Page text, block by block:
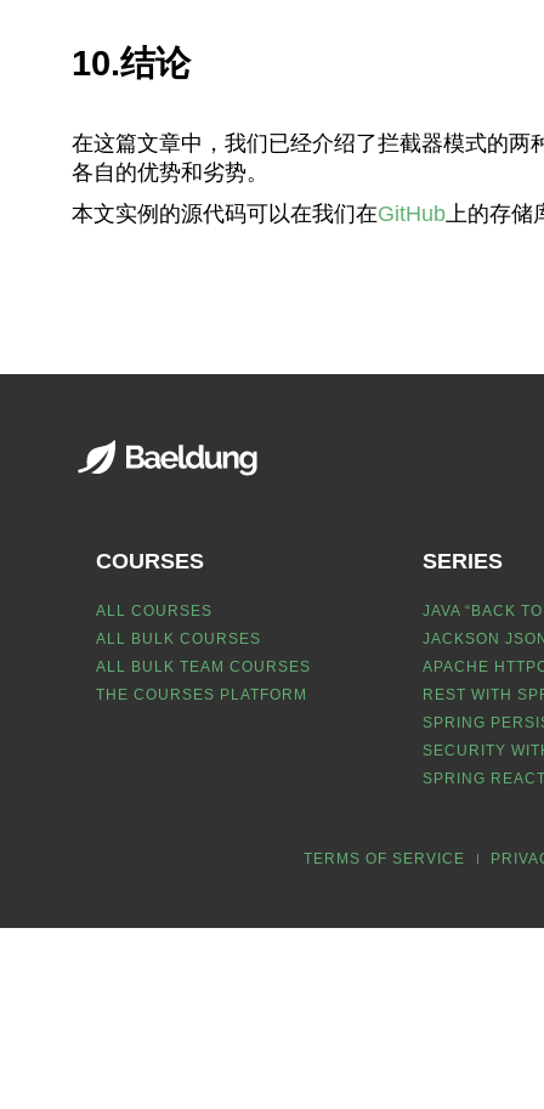
10.结论
在这篇文章中，我们已经介绍了拦截器模式的
各自的优势和劣势。
本文实例的源代码可以在我们在GitHub上的存储
COURSES
ALL COURSES
ALL BULK COURSES
ALL BULK TEAM COURSES
THE COURSES PLATFORM
SERIES
JAVA “BACK
JACKSON
APACHE
REST WITH
SPRING
SECURITY
SPRING
TERMS OF SERVICE